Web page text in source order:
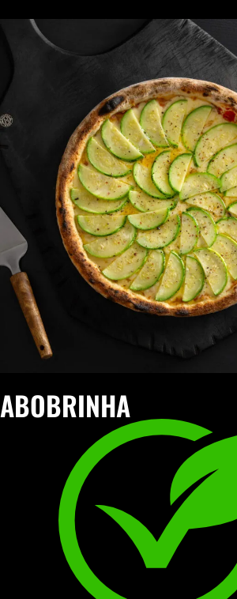
ABOBRINHA